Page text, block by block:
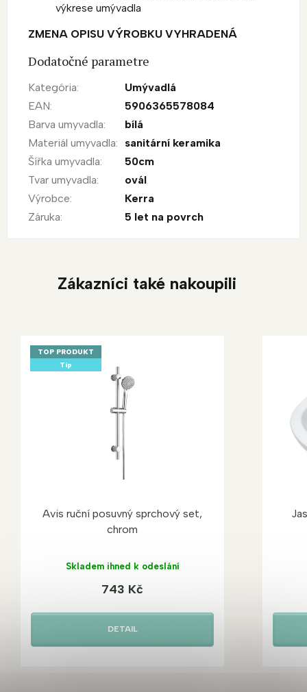
výkrese umývadla
ZMENA OPISU VÝROBKU VYHRADENÁ
Dodatočné parametre
Kategória:
Umývadlá
EAN:
5906365578084
Barva umyvadla:
bílá
Materiál umyvadla:
sanitární keramika
Šířka umyvadla:
50cm
Tvar umyvadla:
ovál
Výrobce:
Kerra
Záruka: 5 let na povrch
Zákazníci také nakoupili
TOP PRODUKT
Tip
Avis ruční posuvný sprchový set,
chrom
Skladem ihned k odeslání
743 Kč
DETAIL